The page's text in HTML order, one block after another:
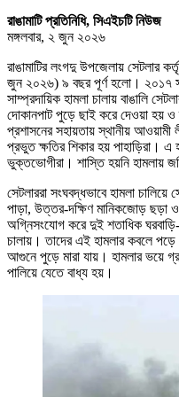
রাঙামাটি প্রতিনিধি, সিএইচটি নিউজ
মঙ্গলবার, ২ জুন ২০২৬
রাঙামাটির লংগদু উপজেলায় সেটলার
জুন ২০২৬) ৯ বছর পূর্ণ হলো। ২০১৭
সাম্প্রদায়িক হামলা চালায় বাঙালি
দোকানপাট পুড়ে ছাই করে দেওয়া হয় ও
প্রশাসনের সহায়তায় স্থানীয় আওয়ামী
প্রভুত ক্ষতির শিকার হয় পাহাড়িরা। এ
ভুক্তভোগীরা। শাস্তি হয়নি হামলায়
সেটলাররা সংঘবদ্ধভাবে হামলা
পাড়া, উত্তর-দক্ষিণ মানিকজোড় ছড়া ও
অগ্নিসংযোগ করে দুই শতাধিক
চালায়। তাদের এই হামলার কবলে পড়ে
আগুনে পুড়ে মারা যায়। হামলার ভয়ে
পালিয়ে যেতে বাধ্য হয়।